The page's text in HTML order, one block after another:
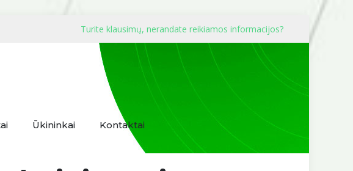
Turite klausimų, nerandate reikiamos informacijos?
Ūkininkai Kontaktai